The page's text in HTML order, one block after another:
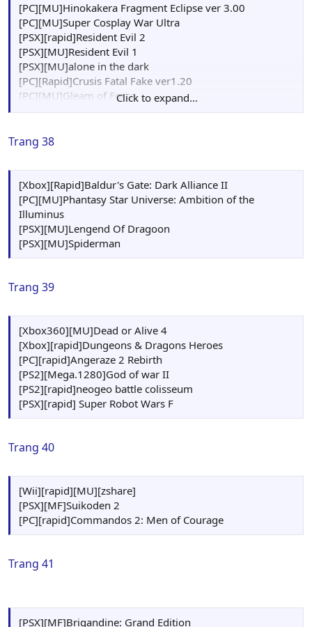
[PC][MU]Hinokakera Fragment Eclipse ver 3.00
[PC][MU]Super Cosplay War Ultra
[PSX][rapid]Resident Evil 2
[PSX][MU]Resident Evil 1
[PSX][MU]alone in the dark
[PC][Rapid]Crusis Fatal Fake ver1.20
[PC][MU]Gleam of Force
[PC][MU]rapid]GuardianHeroinesFinal
Click to expand...
Trang 38
[Xbox][Rapid]Baldur's Gate: Dark Alliance II
[PC][MU]Phantasy Star Universe: Ambition of the
Illuminus
[PSX][MU]Lengend Of Dragoon
[PSX][MU]Spiderman
Trang 39
[Xbox360][MU]Dead or Alive 4
[Xbox][rapid]Dungeons & Dragons Heroes
[PC][rapid]Angeraze 2 Rebirth
[PS2][Mega.1280]God of war II
[PS2][rapid]neogeo battle colisseum
[PSX][rapid] Super Robot Wars F
Trang 40
[Wii][rapid][MU][zshare]
[PSX][MF]Suikoden 2
[PC][rapid]Commandos 2: Men of Courage
Trang 41
[PSX][MF]Brigandine: Grand Edition